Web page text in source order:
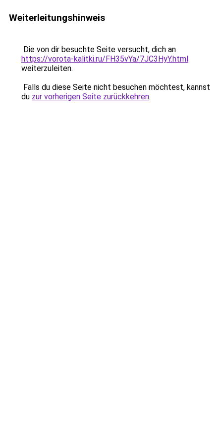
Weiterleitungshinweis
Die von dir besuchte Seite versucht, dich an
https://vorota-kalitki.ru/FH35vYa/7JC3HyY.html
weiterzuleiten.
Falls du diese Seite nicht besuchen möchtest, kannst
du zur vorherigen Seite zurückkehren.